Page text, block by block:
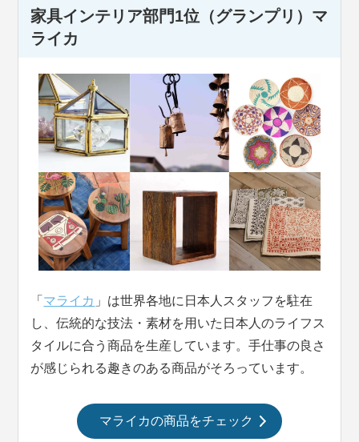
家具インテリア部門1位（グランプリ） マ
ライカ
「 マライカ 」は世界各地に日本人スタッフを駐在
し、伝統的な技法・素材を用いた日本人のライフス
タイルに合う商品を生産しています。手仕事の良さ
が感じられる趣きのある商品がそろっています。
マライカの商品をチェック